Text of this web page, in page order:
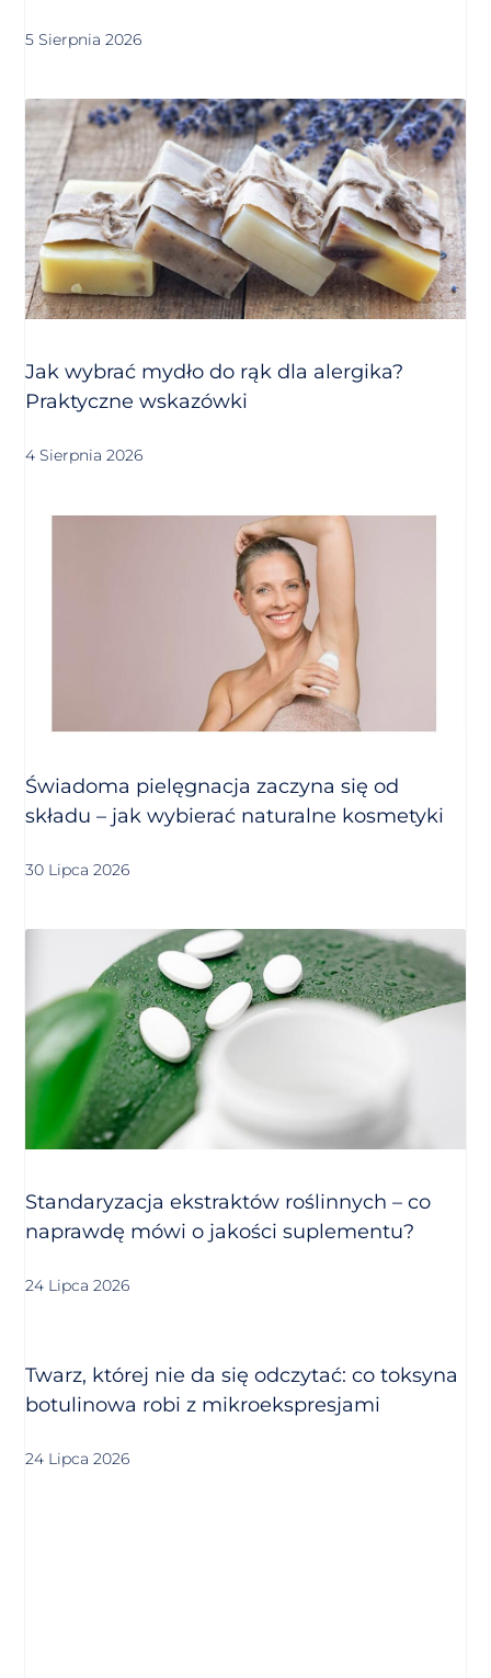
5 Sierpnia 2026
Jak wybrać mydło do rąk dla alergika?
Praktyczne wskazówki
4 Sierpnia 2026
Świadoma pielęgnacja zaczyna się od
składu – jak wybierać naturalne kosmetyki
30 Lipca 2026
Standaryzacja ekstraktów roślinnych – co
naprawdę mówi o jakości suplementu?
24 Lipca 2026
Twarz, której nie da się odczytać: co toksyna
botulinowa robi z mikroekspresjami
24 Lipca 2026